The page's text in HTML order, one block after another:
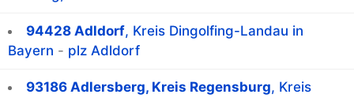
94428 Adldorf, Kreis Dingolfing-Landau in
Bayern - plz Adldorf
93186 Adlersberg, Kreis Regensburg, Kreis